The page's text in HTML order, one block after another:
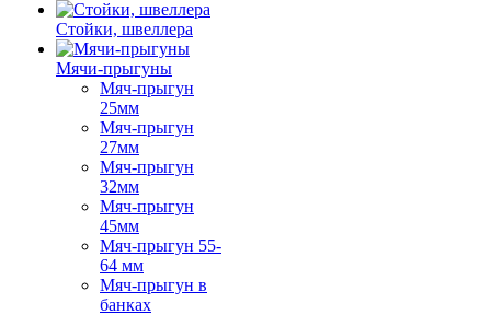
Стойки, швеллера
Мячи-прыгуны
Мяч-прыгун
25мм
Мяч-прыгун
27мм
Мяч-прыгун
32мм
Мяч-прыгун
45мм
Мяч-прыгун 55-
64 мм
Мяч-прыгун в
банках